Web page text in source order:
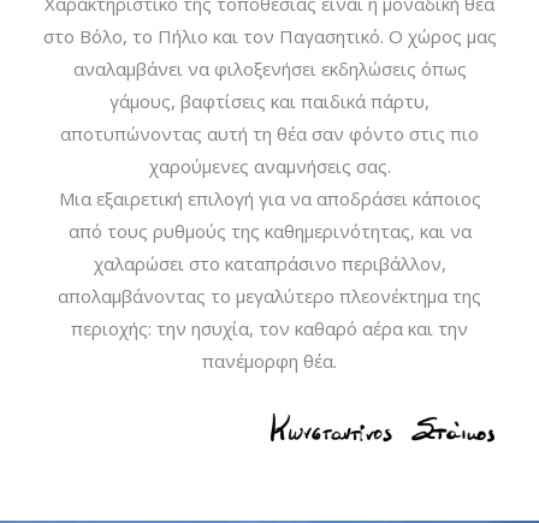
στο Βόλο, το Πήλιο και τον Παγασητικό. Ο χώρος μας
αναλαμβάνει να φιλοξενήσει εκδηλώσεις όπως
γάμους, βαφτίσεις και παιδικά πάρτυ,
αποτυπώνοντας αυτή τη θέα σαν φόντο στις πιο
χαρούμενες αναμνήσεις σας.
Μια εξαιρετική επιλογή για να αποδράσει κάποιος
από τους ρυθμούς της καθημερινότητας, και να
χαλαρώσει στο καταπράσινο περιβάλλον,
απολαμβάνοντας το μεγαλύτερο πλεονέκτημα της
περιοχής: την ησυχία, τον καθαρό αέρα και την
πανέμορφη θέα.